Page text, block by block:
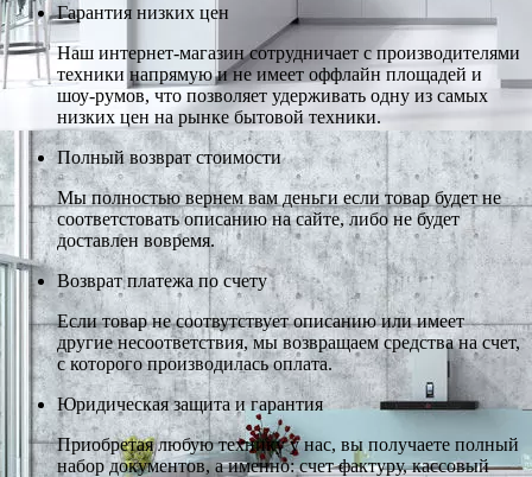
Гарантия низких цен
Наш интернет-магазин сотрудничает с производителями
техники напрямую и не имеет оффлайн площадей и
шоу-румов, что позволяет удерживать одну из самых
низких цен на рынке бытовой техники.
Полный возврат стоимости
Мы полностью вернем вам деньги если товар будет не
соответстовать описанию на сайте, либо не будет
доставлен вовремя.
Возврат платежа по счету
Если товар не соотвутствует описанию или имеет
другие несоответствия, мы возвращаем средства на счет,
с которого производилась оплата.
Юридическая защита и гарантия
Приобретая любую технику у нас, вы получаете полный
набор документов, а именно: счет фактуру, кассовый